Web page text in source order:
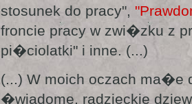
stosunek do pracy",
froncie pracy w zwi�zku z
pi�ciolatki" i inne. (...)
(...) W moich oczach
�wiadome, radzieckie